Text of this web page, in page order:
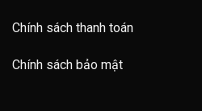
Chính sách thanh toán
Chính sách bảo mật